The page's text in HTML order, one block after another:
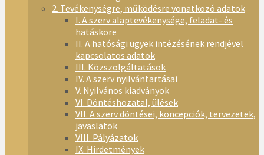
2. Tevékenységre, működésre vonatkozó adatok
I. A szerv alaptevékenysége, feladat- és
hatásköre
II. A hatósági ügyek intézésének rendjével
kapcsolatos adatok
III. Közszolgáltatások
IV. A szerv nyilvántartásai
V. Nyilvános kiadványok
VI. Döntéshozatal, ülések
VII. A szerv döntései, koncepciók, tervezetek,
javaslatok
VIII. Pályázatok
IX. Hirdetmények